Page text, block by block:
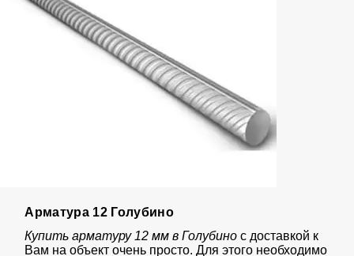
Арматура 12 Голубино
Купить арматуру 12 мм в Голубинос доставкой к
Вам на объект очень просто. Для этого необходимо